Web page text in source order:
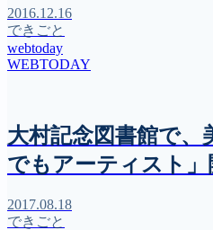
2016.12.16
できごと
webtoday
WEBTODAY
大村記念図書館で、
でもアーティスト」
2017.08.18
できごと